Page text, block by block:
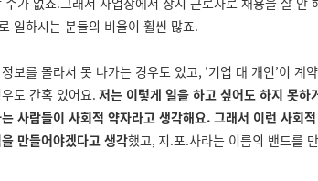
일하시는 분들의 비율이 훨씬 많죠.
보를 몰라서 못 나가는 경우도 있고, ‘기업 대 개인’이 계
도 간혹 있어요. 저는 이렇게 일을 하고 싶어도 하지 못하
사람들이 사회적 약자라고 생각해요. 그래서 이런 사회
만들어야겠다고 생각했고, 지.포.사라는 이름의 밴드를